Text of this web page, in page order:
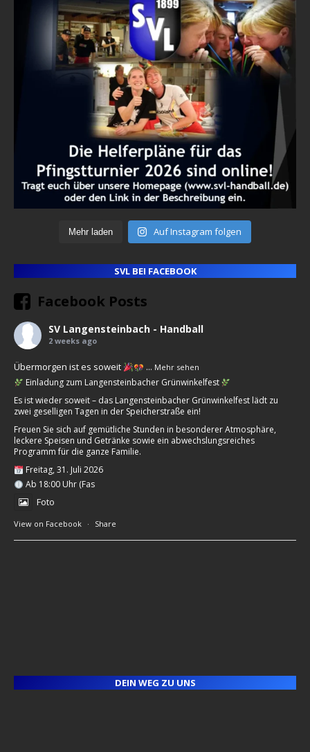
Mehr laden Auf Instagram folgen
SVL BEI FACEBOOK
Facebook Posts
SV Langensteinbach - Handball
2 weeks ago
Übermorgen ist es soweit
Einladung zum Langensteinbacher Grünwinkelfest
Es ist wieder soweit – das Langensteinbacher Grünwinkelfest lädt zu
zwei geselligen Tagen in der Speicherstraße ein!
Freuen Sie sich auf gemütliche Stunden in besonderer Atmosphäre,
leckere Speisen und Getränke sowie ein abwechslungsreiches
Programm für die ganze Familie.
Freitag, 31. Juli 2026
Ab 18:00 Uhr (Fas
... Mehr sehen
Foto
View on Facebook · Share
DEIN WEG ZU UNS